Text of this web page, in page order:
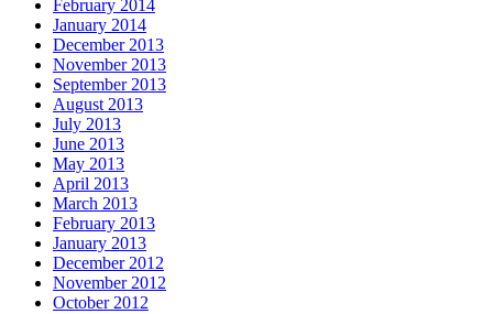
February 2014
January 2014
December 2013
November 2013
September 2013
August 2013
July 2013
June 2013
May 2013
April 2013
March 2013
February 2013
January 2013
December 2012
November 2012
October 2012